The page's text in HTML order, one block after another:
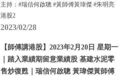
主持：#瑞信何啟聰 #黃師傅黃瑋傑 #朱明亮
港股2
2023/02/28
【師傅講港股】2023年2月20日 星期一
｜踏入業績期留意業績股 基建水泥零
售炒復甦｜瑞信何啟聰 黃瑋傑黃師傅